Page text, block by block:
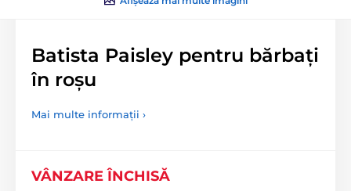
Batista Paisley pentru bărbați
în roșu
Mai multe informații ›
VÂNZARE ÎNCHISĂ